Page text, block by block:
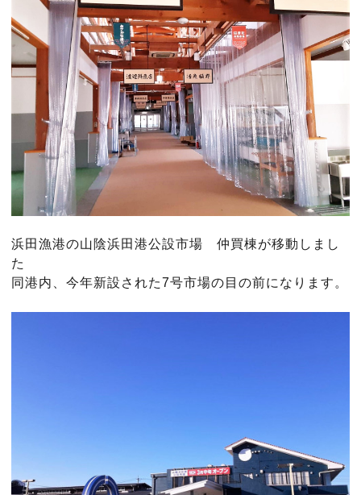
浜田漁港の山陰浜田港公設市場 仲買棟が移動しまし
た
同港内、今年新設された7号市場の目の前になります。